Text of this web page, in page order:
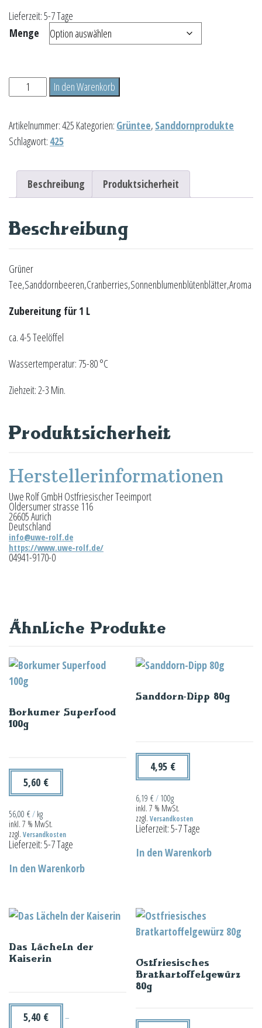
Lieferzeit:5-7 Tage
Menge
Sanddorn-
Cranberry
In den Warenkorb
Artikelnummer:425 Kategorien: Grüntee, Sanddornprodukte
Schlagwort: 425
Beschreibung Produktsicherheit
Beschreibung
Grüner
Tee,Sanddornbeeren,Cranberries,Sonnenblumenblütenblätter,Aroma
Zubereitung für 1 L
ca. 4-5 Teelöffel
Wassertemperatur: 75-80 °C
Ziehzeit: 2-3 Min.
Produktsicherheit
Herstellerinformationen
Uwe Rolf GmbH Ostfriesischer Teeimport
Oldersumer strasse 116
26605 Aurich
Deutschland
info@uwe-rolf.de
https://www.uwe-rolf.de/
04941-9170-0
Ähnliche Produkte
Borkumer Superfood
100g
5,60 €
56,00 €/ kg
inkl. 7 % MwSt.
zzgl. Versandkosten
Lieferzeit:5-7 Tage
In den Warenkorb
Sanddorn-Dipp 80g
4,95 €
6,19€/ 100g
inkl. 7 % MwSt.
zzgl.Versandkosten
Lieferzeit:5-7 Tage
In den Warenkorb
Das Lächeln der
Kaiserin
5,40 € –
Ostfriesisches
Bratkartoffelgewürz
80g